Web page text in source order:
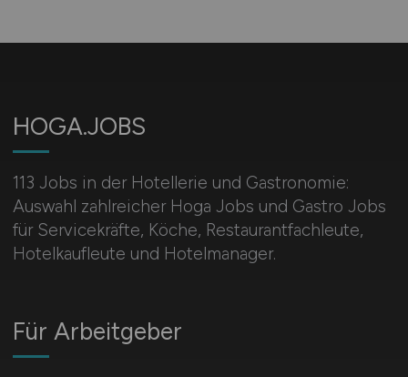
HOGA.JOBS
113 Jobs in der Hotellerie und Gastronomie:
Auswahl zahlreicher Hoga Jobs und Gastro Jobs
für Servicekräfte, Köche, Restaurantfachleute,
Hotelkaufleute und Hotelmanager.
Für Arbeitgeber